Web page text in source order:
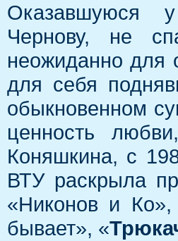
Оказавшуюся
Чернову, не
неожиданно для
для себя
обыкновенном
ценность
Коняшкина, с
ВТУ раскрыла
«Никонов и
бывает», «